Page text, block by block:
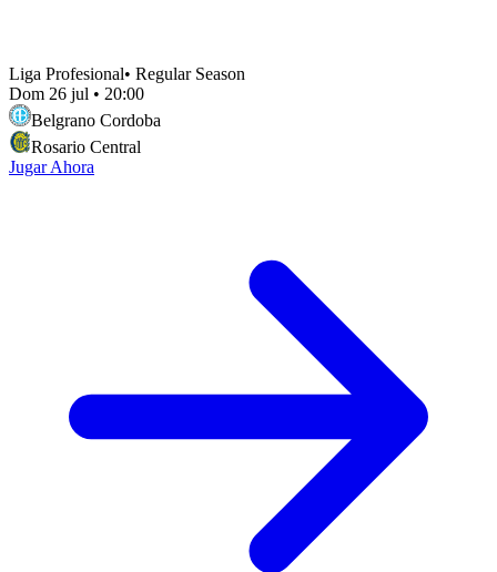
Liga Profesional• Regular Season
Dom 26 jul • 20:00
Belgrano Cordoba
Rosario Central
Jugar Ahora